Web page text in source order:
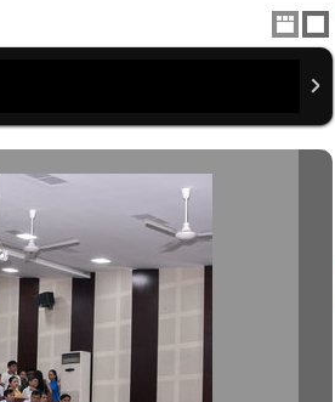
Tìm tung tích nạn nhân
Tin tức từ UBND tỉnh
Thông báo từ UBND tỉnh